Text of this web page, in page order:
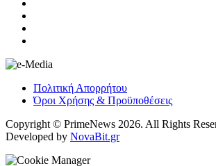
Πολιτική Απορρήτου
Όροι Χρήσης & Προϋποθέσεις
Copyright © PrimeNews 2026. All Rights
Developed by NovaBit.gr